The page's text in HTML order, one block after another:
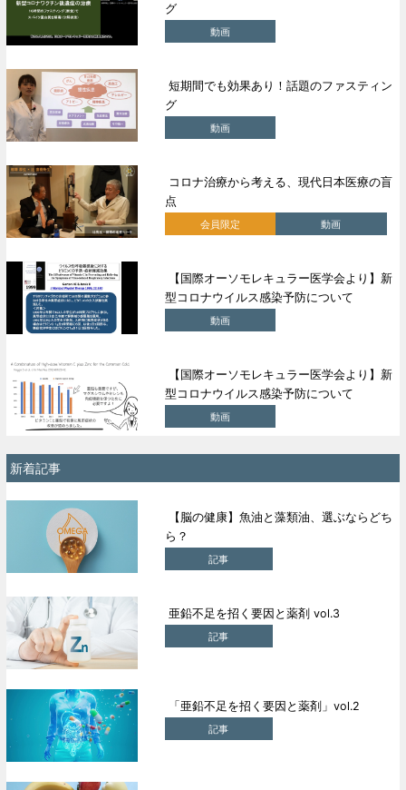
グ
動画
短期間でも効果あり！話題のファスティン
グ
動画
コロナ治療から考える、現代日本医療の盲
点
会員限定 動画
【国際オーソモレキュラー医学会より】新
型コロナウイルス感染予防について
動画
【国際オーソモレキュラー医学会より】新
型コロナウイルス感染予防について
動画
新着記事
【脳の健康】魚油と藻類油、選ぶならどち
ら？
記事
亜鉛不足を招く要因と薬剤 vol.3
記事
「亜鉛不足を招く要因と薬剤」vol.2
記事